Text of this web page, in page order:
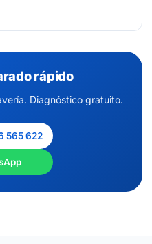
rápido
Diagnóstico gratuito.
565 622